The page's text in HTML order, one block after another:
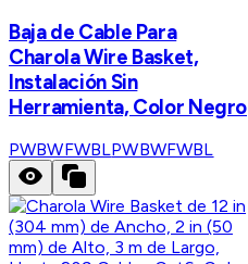
Baja de Cable Para
Charola Wire Basket,
Instalación Sin
Herramienta, Color Negro
PWBWFWBLPWBWFWBL